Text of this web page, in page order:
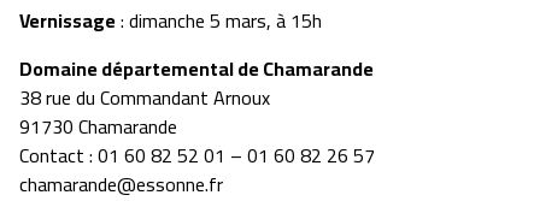
Vernissage: dimanche 5 mars, à 15h
Domaine départemental de Chamarande
38 rue du Commandant Arnoux
91730 Chamarande
Contact : 01 60 82 52 01 – 01 60 82 26 57
chamarande@essonne.fr